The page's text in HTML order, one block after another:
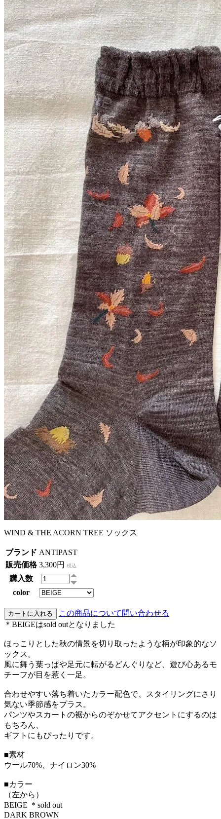
WIND & THE ACORN TREE ソックス
ブランド ANTIPAST
販売価格 3,300円 税込
購入数
color
この商品について問い合わせる
＊BEIGEはsold outとなりました
ほっこりとした秋の情景を切り取ったような柄が印象的なソ
ックス。
風に舞う葉っぱや足元に転がるどんぐりなど、遊び心あるモ
チーフが目を惹く一足。
合わせやすい落ち着いたカラー配色で、スタイリングにさり
気ない季節感をプラス。
パンツやスカートの裾からのぞかせてアクセントにするのは
もちろん、
ギフトにもぴったりです。
■素材
ウール70%、ナイロン30%
■カラー
（左から）
BEIGE ＊sold out
DARK BROWN